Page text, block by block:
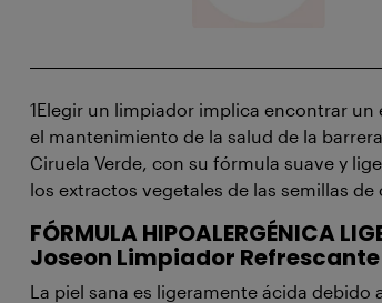
1Elegir un limpiador implica encontrar
el mantenimiento de la salud de la
Ciruela Verde, con su fórmula suave y
los extractos vegetales de las semillas
FÓRMULA HIPOALERGÉNICA
Joseon Limpiador Refrescante
La piel sana es ligeramente ácida